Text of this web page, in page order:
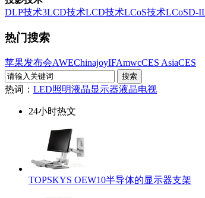
DLP技术3LCD技术LCD技术LCoS技术LCoSD-
热门搜索
苹果发布会AWEChinajoyIFAmwcCES AsiaCES
热词： LED照明液晶显示器液晶电视
24小时热文
TOPSKYS OEW10半导体的显示器支架